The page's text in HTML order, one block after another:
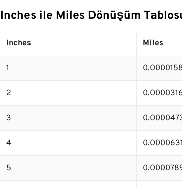
Inches ile Miles Dönüşüm
Inches Miles
1
2
3
4 0.0000631
5